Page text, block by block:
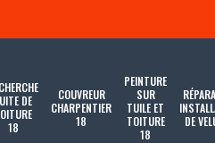
DE
18
COUVREUR
CHARPENTIER
18
PEINTURE
SUR
TUILE ET
TOITURE
18
DE